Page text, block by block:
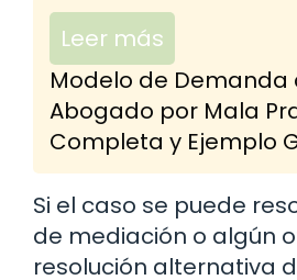
Leer más
Modelo de Demanda
Abogado por Mala
Completa y Ejemplo
Si el caso se puede
de mediación o algún
resolución alternativa